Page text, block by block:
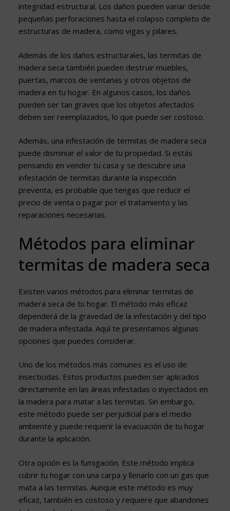
integridad estructural. Los daños pueden variar desde
pequeñas perforaciones hasta el colapso completo de
estructuras de madera, como vigas y pilares.
Además de los daños estructurales, las termitas de
madera seca también pueden destruir muebles,
puertas, marcos de ventanas y otros objetos de
madera en tu hogar. En algunos casos, los daños
pueden ser tan graves que los objetos afectados
deben ser reemplazados, lo que puede ser costoso.
Además, una infestación de termitas de madera seca
puede disminuir el valor de tu propiedad. Si estás
pensando en vender tu casa y se descubre una
infestación de termitas durante la inspección
preventa, es probable que tengas que reducir el
precio de venta o pagar por el tratamiento y las
reparaciones necesarias.
Métodos para eliminar
termitas de madera seca
Existen varios métodos para eliminar termitas de
madera seca de tu hogar. El método más eficaz
dependerá de la gravedad de la infestación y del tipo
de madera infestada. Aquí te presentamos algunas
opciones que puedes considerar.
Uno de los métodos más comunes es el uso de
insecticidas. Estos productos pueden ser aplicados
directamente en las áreas infestadas o inyectados en
la madera para matar a las termitas. Sin embargo,
este método puede ser perjudicial para el medio
ambiente y puede requerir la evacuación de tu hogar
durante la aplicación.
Otra opción es la fumigación. Este método implica
cubrir tu hogar con una carpa y llenarlo con un gas que
mata a las termitas. Aunque este método es muy
eficaz, también es costoso y requiere que abandones